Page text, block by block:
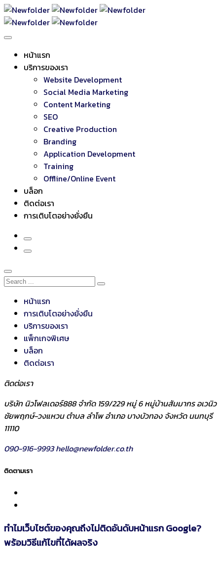
หน้าแรก
บริการของเรา
Website Development
Social Media Marketing
Content Marketing
SEO
Creative Production
Branding
Application Development
Training
Offline/Online Event
บล็อก
ติดต่อเรา
การเติบโตอย่างยั่งยืน
หน้าแรก
การเติบโตอย่างยั่งยืน
บริการของเรา
แพ็กเกจพิเศษ
บล็อก
ติดต่อเรา
ติดต่อเรา
บริษัท นิวโฟลเดอร์888 จำกัด 159/229 หมู่ 6 หมู่บ้านสัมมากร อเวนิว
ชัยพฤกษ์-วงแหวน ตำบล ลำโพ อำเภอ บางบัวทอง จังหวัด นนทบุรี
11110
090-916-9993hello@newfolder.co.th
ติดตามเรา
ทำไมเว็บไซต์ของคุณถึงไม่ติดอันดับหน้าแรก Google?
พร้อมวิธีแก้ไขที่ได้ผลจริง